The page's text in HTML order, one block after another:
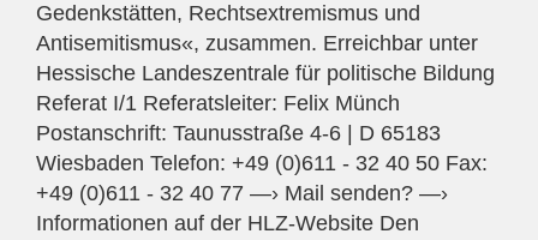
Gedenkstätten, Rechtsextremismus und
Antisemitismus«, zusammen. Erreichbar unter
Hessische Landeszentrale für politische Bildung
Referat I/1 Referatsleiter: Felix Münch
Postanschrift: Taunusstraße 4-6 | D 65183
Wiesbaden Telefon: +49 (0)611 - 32 40 50 Fax:
+49 (0)611 - 32 40 77 —› Mail senden? —›
Informationen auf der HLZ-Website Den